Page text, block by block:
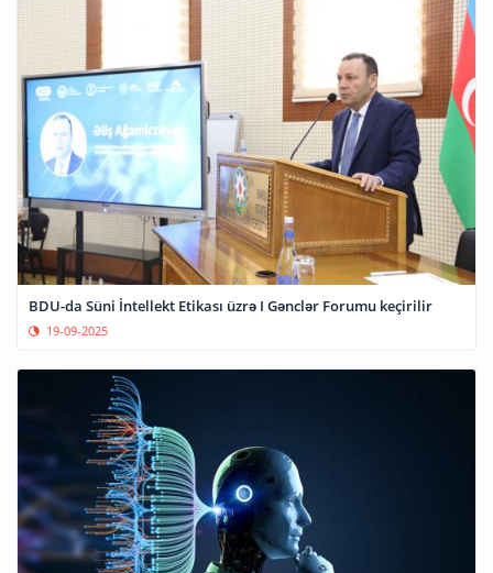
BDU-da Süni İntellekt Etikası üzrə I Gənclər Forumu keçirilir
19-09-2025